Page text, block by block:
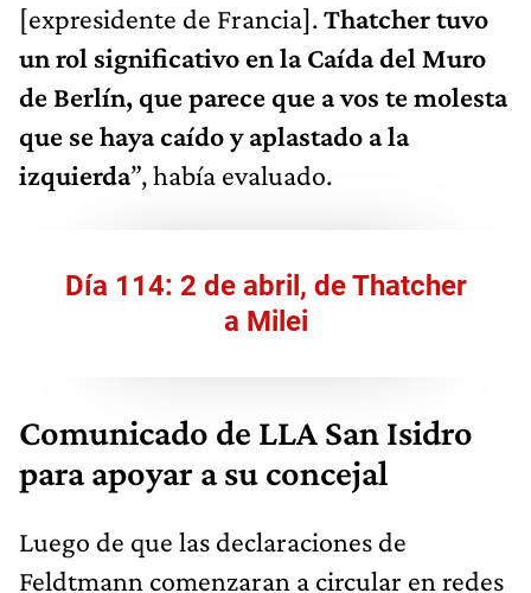
[expresidente de Francia].Thatcher tuvo
un rol significativo en la Caída del Muro
de Berlín, que parece que a vos te molesta
que se haya caído y aplastado a la
izquierda”, había evaluado.
Día 114: 2 de abril, de Thatcher
a Milei
Comunicado de LLA San Isidro
para apoyar a su concejal
Luego de que las declaraciones de
Feldtmann comenzaran a circular en redes